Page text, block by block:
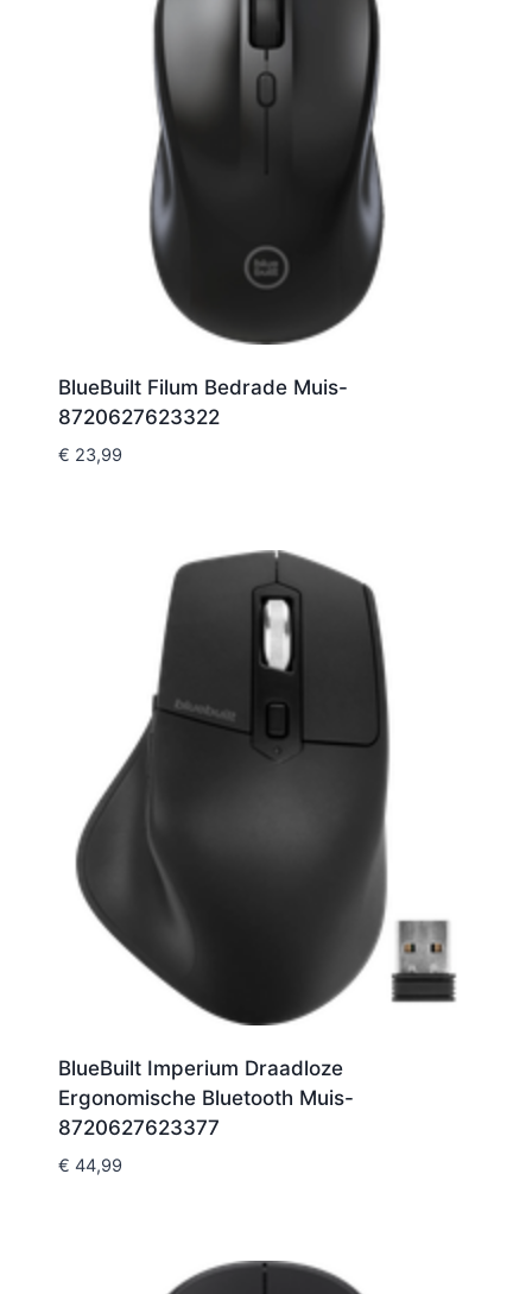
BlueBuilt Filum Bedrade Muis-
8720627623322
€ 23,99
BlueBuilt Imperium Draadloze
Ergonomische Bluetooth Muis-
8720627623377
€ 44,99